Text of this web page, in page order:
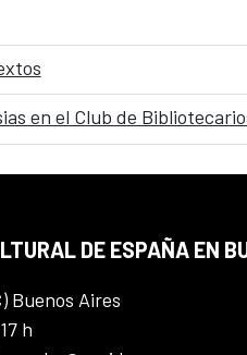
en el Club de
DE ESPAÑA EN
Buenos Aires
h